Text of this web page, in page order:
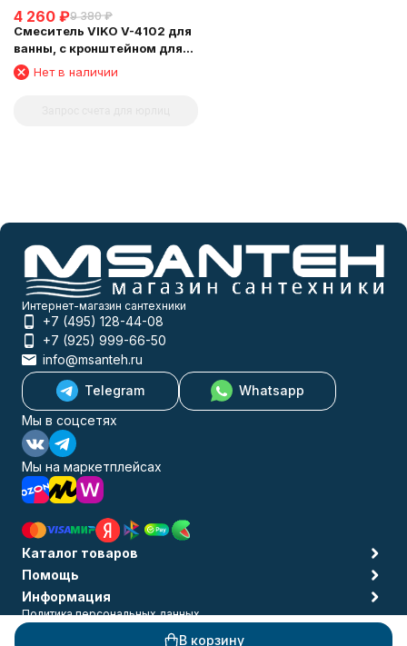
В корзину
4 260 ₽9 380 ₽
Смеситель VIKO V-4102 для
ванны, с кронштейном для
душевой лейки, Хром
Нет в наличии
Интернет-магазин сантехники
+7 (495) 128-44-08
+7 (925) 999-66-50
info@msanteh.ru
Telegram
Whatsapp
Мы в соцсетях
Мы на маркетплейсах
Каталог товаров
Помощь
Информация
Политика персональных данных
© 2009-2026 MSANTEH